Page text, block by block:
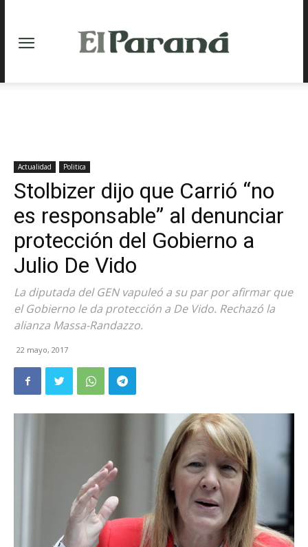
Actualidad Politica
Stolbizer dijo que Carrió “no
es responsable” al denunciar
protección del Gobierno a
Julio De Vido
La diputada del GEN vapuleó a su par por afirmar que
el Gobierno le da protección a De Vido. Rechazó la
alianza Massa-Randazzo.
22 mayo, 2017